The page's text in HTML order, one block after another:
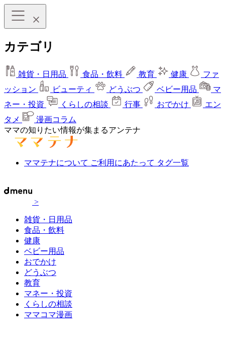
カテゴリ
雑貨・日用品 食品・飲料 教育 健康
ファ
ッション
ビューティ どうぶつ ベビー用品
マ
ネー・投資
くらしの相談 行事 おでかけ
エン
タメ
漫画コラム
ママの知りたい情報が集まるアンテナ
ママテナについて ご利用にあたって タグ一覧
>
雑貨・日用品
食品・飲料
健康
ベビー用品
おでかけ
どうぶつ
教育
マネー・投資
くらしの相談
ママコマ漫画